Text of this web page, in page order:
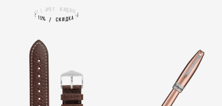
СКИДКА 15%
С
К
И
Д
К
А
1
5
%
/
С
К
ИА 15% /